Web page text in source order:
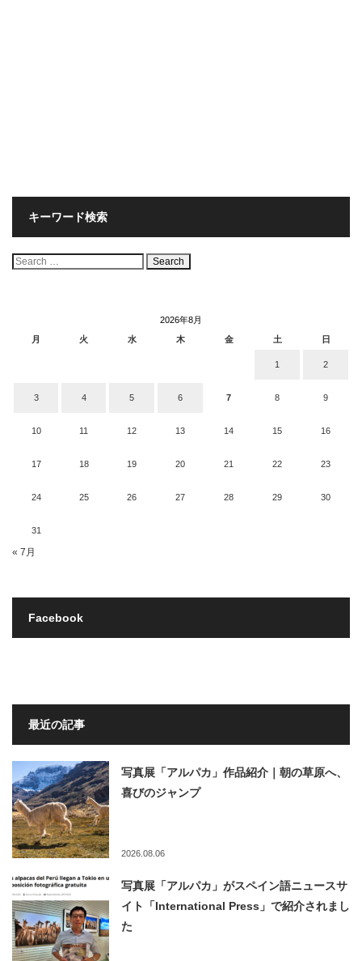
キーワード検索
検
索:
2026年8月
月
火 水 木 金 土 日
1 2
3 4 5 6 7 8 9
10 11 12 13 14 15 16
17 18 19 20 21 22 23
24 25 26 27 28 29 30
31
« 7月
Facebook
最近の記事
写真展「アルパカ」作品紹介｜朝の草原へ、
喜びのジャンプ
2026.08.06
写真展「アルパカ」がスペイン語ニュースサ
イト「International Press」で紹介されまし
た